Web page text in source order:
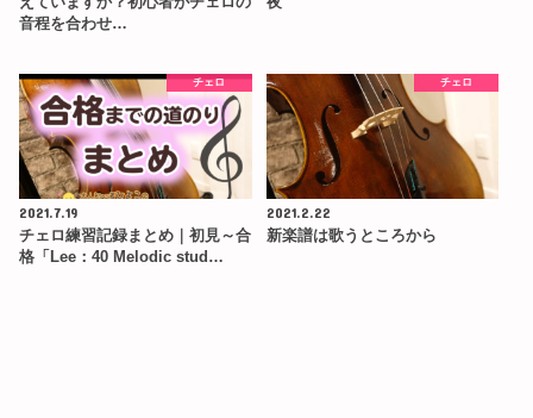
音程を合わせ…
チェロ
2021.7.19
チェロ練習記録まとめ｜初見～合
格「Lee：40 Melodic stud…
チェロ
2021.2.22
新楽譜は歌うところから